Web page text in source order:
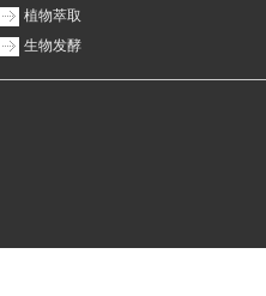
植物萃取
生物发酵